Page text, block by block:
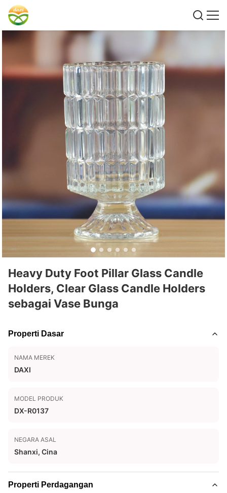
Heavy Duty Foot Pillar Glass Candle
Holders, Clear Glass Candle Holders
sebagai Vase Bunga
Properti Dasar
NAMA MEREK
DAXI
MODEL PRODUK
DX-R0137
NEGARA ASAL
Shanxi, Cina
Properti Perdagangan